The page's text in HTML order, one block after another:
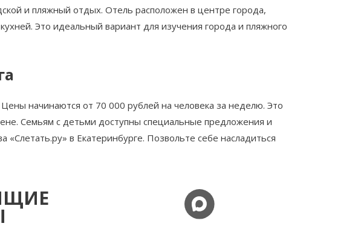
и пляжный отдых. Отель расположен в центре города,
Это идеальный вариант для изучения города и пляжного
начинаются от 70 000 рублей на человека за неделю. Это
Семьям с детьми доступны специальные предложения и
в Екатеринбурге. Позвольте себе насладиться